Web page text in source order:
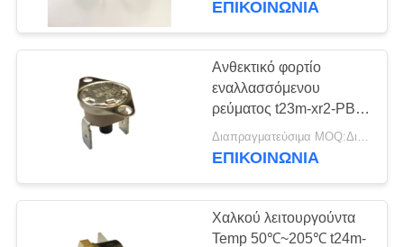
ΕΠΙΚΟΙΝΩΝΊΑ
Ανθεκτικό φορτίο
εναλλασσόμενου
ρεύματος t23m-xr2-PB
16A/250V θερμοστατών
αναστοιχειοθέτησης
Διαπραγματεύσιμα MOQ:Διαπραγματεύσιμο
ΕΠΙΚΟΙΝΩΝΊΑ
Χαλκού λειτουργούντα
Temp 50℃~205℃ t24m-